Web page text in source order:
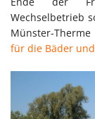
Wechselbetrieb
Münster-
für die Bäder